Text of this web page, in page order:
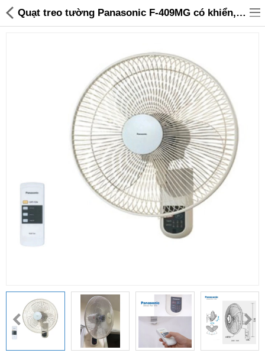
Đồ gia dụng & Nhà cửa
Đồ chơi trẻ em
Sản phẩm khác
So sánh Yêu thích (0)
Hotline: 0816 505 655
Tải App SanHangRe nhận Quà
Quạt treo tường Panasonic F‑409MG có khiển, xuất xứ Malaysia - 2,090,000 | Sanhangre